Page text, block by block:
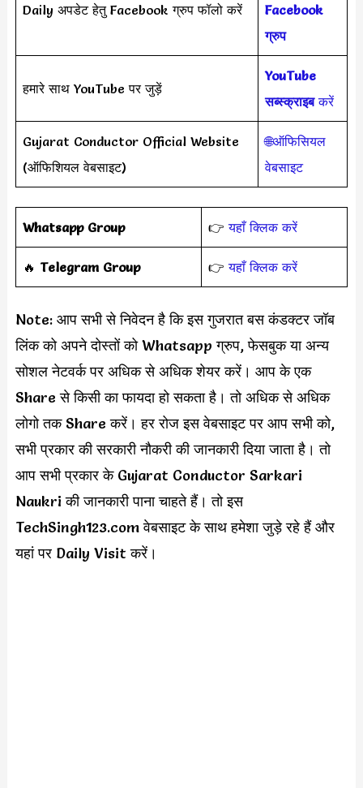
Daily अपडेट हेतु Facebook ग्रुप फॉलो करें
Facebook
ग्रुप
हमारे साथ YouTube पर जुड़ें
YouTube
सब्स्क्राइबकरें
Gujarat Conductor Official Website
(ऑफिशियल वेबसाइट)
🌐ऑफिसियल
वेबसाइट
Whatsapp Group 👉यहाँ क्लिक करें
‎️‍🔥 Telegram Group 👉यहाँ क्लिक करें
Note: आप सभी से निवेदन है कि इस गुजरात बस कंडक्टर जॉब
लिंक को अपने दोस्तों को Whatsapp ग्रुप, फेसबुक या अन्य
सोशल नेटवर्क पर अधिक से अधिक शेयर करें। आप के एक
Share से किसी का फायदा हो सकता है। तो अधिक से अधिक
लोगो तक Share करें। हर रोज इस वेबसाइट पर आप सभी को,
सभी प्रकार की सरकारी नौकरी की जानकारी दिया जाता है। तो
आप सभी प्रकार के Gujarat Conductor Sarkari
Naukri की जानकारी पाना चाहते हैं। तो इस
TechSingh123.com वेबसाइट के साथ हमेशा जुड़े रहे हैं और
यहां पर Daily Visit करें।